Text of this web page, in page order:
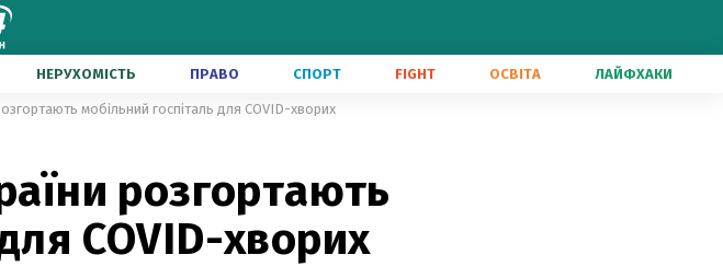
НЕРУХОМІСТЬ ПРАВО СПОРТ FIGHT ОСВІТА ЛАЙФХАКИ
мобільний госпіталь для COVID-хворих
розгортають
COVID-хворих